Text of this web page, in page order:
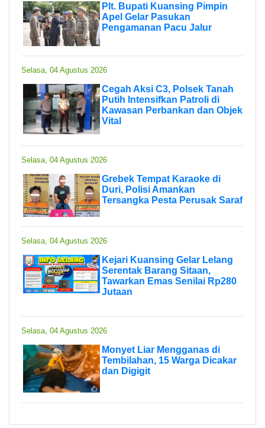
Plt. Bupati Kuansing Pimpin
Apel Gelar Pasukan
Pengamanan Pacu Jalur
Selasa, 04 Agustus 2026
Cegah Aksi C3, Polsek Tanah
Putih Intensifkan Patroli di
Kawasan Perbankan dan Objek
Vital
Selasa, 04 Agustus 2026
Grebek Tempat Karaoke di
Duri, Polisi Amankan
Tersangka Pesta Perusak Saraf
Selasa, 04 Agustus 2026
Kejari Kuansing Gelar Lelang
Serentak Barang Sitaan,
Tawarkan Emas Senilai Rp280
Jutaan
Selasa, 04 Agustus 2026
Monyet Liar Mengganas di
Tembilahan, 15 Warga Dicakar
dan Digigit